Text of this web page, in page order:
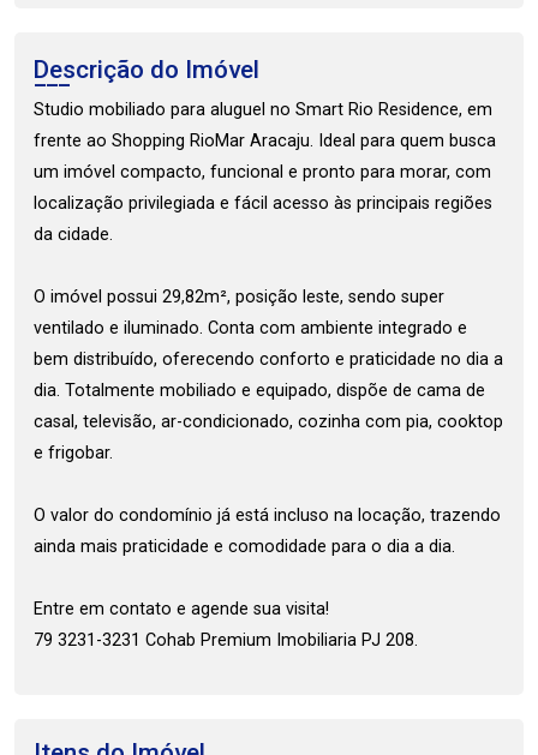
Descrição do Imóvel
Studio mobiliado para aluguel no Smart Rio Residence, em
frente ao Shopping RioMar Aracaju. Ideal para quem busca
um imóvel compacto, funcional e pronto para morar, com
localização privilegiada e fácil acesso às principais regiões
da cidade.
O imóvel possui 29,82m², posição leste, sendo super
ventilado e iluminado. Conta com ambiente integrado e
bem distribuído, oferecendo conforto e praticidade no dia a
dia. Totalmente mobiliado e equipado, dispõe de cama de
casal, televisão, ar-condicionado, cozinha com pia, cooktop
e frigobar.
O valor do condomínio já está incluso na locação, trazendo
ainda mais praticidade e comodidade para o dia a dia.
Entre em contato e agende sua visita!
79 3231-3231 Cohab Premium Imobiliaria PJ 208.